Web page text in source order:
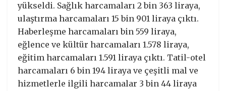
yükseldi. Sağlık harcamaları 2 bin 363 liraya,
ulaştırma harcamaları 15 bin 901 liraya çıktı.
Haberleşme harcamaları bin 559 liraya,
eğlence ve kültür harcamaları 1.578 liraya,
eğitim harcamaları 1.591 liraya çıktı. Tatil-otel
harcamaları 6 bin 194 liraya ve çeşitli mal ve
hizmetlerle ilgili harcamalar 3 bin 44 liraya